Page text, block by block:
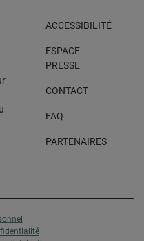
ACCESSIBILITÉ
ESPACE
PRESSE
CONTACT
FAQ
PARTENAIRES